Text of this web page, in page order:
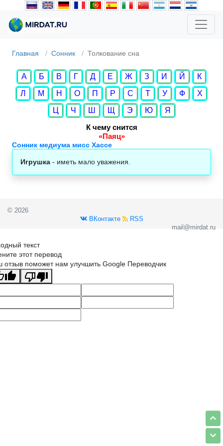
Главная Сонник Толкование сна
А Б В Г Д Е Ж З И Й
К
Л
М Н О П Р С Т У Ф
Х
Ц
Ч Ш Щ Э Ю
Я
К чему снится
«Паяц»
Сонник медиума мисс Хассе
Игрушка - иметь мало уважения.
© 2026
ВКонтакте
RSS
mail@mirdat.ru
текст
этот перевод
отзыв поможет нам улучшить Google Переводчик